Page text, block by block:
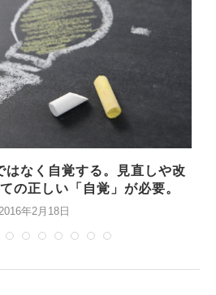
はなく自覚する。見直しや改
の正しい「自覚」が必要。
年2月18日